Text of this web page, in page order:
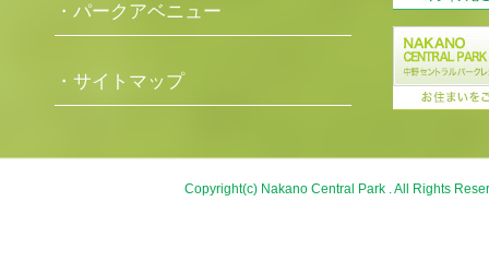
・パークアベニュー
・サイトマップ
Copyright(c) Nakano Central Park . All Rights